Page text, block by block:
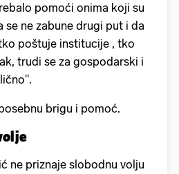
pomoći onima koji su
se ne zabune drugi put i da
poštuje institucije , tko
trudi se za gospodarski i
brigu i pomoć.
ne priznaje slobodnu volju